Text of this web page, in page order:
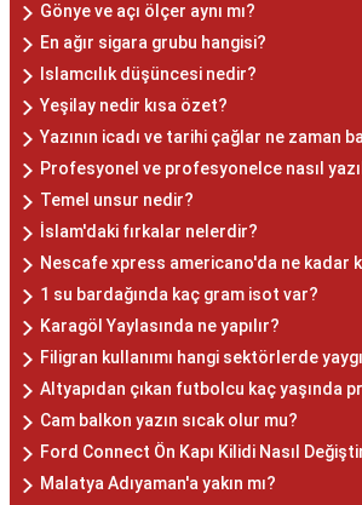
Gönye ve açı ölçer aynı mı?
En ağır sigara grubu hangisi?
Islamcılık düşüncesi nedir?
Yeşilay nedir kısa özet?
Yazının icadı ve tarihi çağlar ne zaman
Profesyonel ve profesyonelce nasıl
Temel unsur nedir?
İslam'daki fırkalar nelerdir?
Nescafe xpress americano'da ne kadar
1 su bardağında kaç gram isot var?
Karagöl Yaylasında ne yapılır?
Filigran kullanımı hangi sektörlerde
Altyapıdan çıkan futbolcu kaç yaşında
Cam balkon yazın sıcak olur mu?
Ford Connect Ön Kapı Kilidi Nasıl
Malatya Adıyaman'a yakın mı?